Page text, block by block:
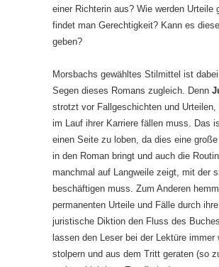
einer Richterin aus? Wie werden Urteile
findet man Gerechtigkeit? Kann es
geben?
Morsbachs gewähltes Stilmittel ist
Segen dieses Romans zugleich. Denn
strotzt vor Fallgeschichten und Urteilen,
im Lauf ihrer Karriere fällen muss. Das
einen Seite zu loben, da dies eine
in den Roman bringt und auch die
manchmal auf Langweile zeigt, mit der
beschäftigen muss. Zum Anderen
permanenten Urteile und Fälle durch
juristische Diktion den Fluss des
lassen den Leser bei der Lektüre immer
stolpern und aus dem Tritt geraten (so